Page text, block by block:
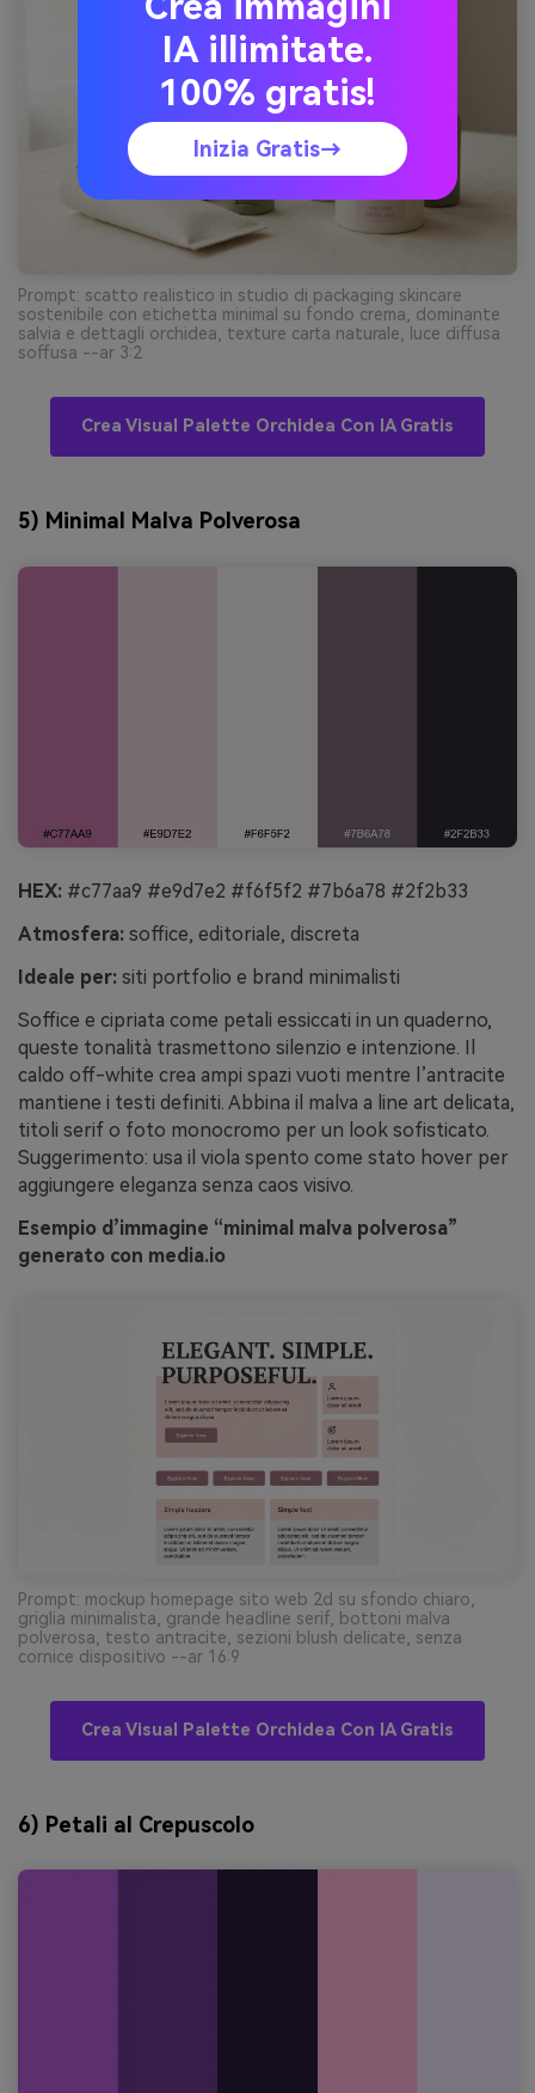
Prompt: scatto realistico in studio di packaging skincare
sostenibile con etichetta minimal su fondo crema, dominante
salvia e dettagli orchidea, texture carta naturale, luce diffusa
soffusa --ar 3:2
Crea Visual Palette Orchidea Con IA Gratis
5) Minimal Malva Polverosa
HEX: #c77aa9 #e9d7e2 #f6f5f2 #7b6a78 #2f2b33
Atmosfera: soffice, editoriale, discreta
Ideale per: siti portfolio e brand minimalisti
Soffice e cipriata come petali essiccati in un quaderno,
queste tonalità trasmettono silenzio e intenzione. Il
caldo off-white crea ampi spazi vuoti mentre l’antracite
mantiene i testi definiti. Abbina il malva a line art delicata,
titoli serif o foto monocromo per un look sofisticato.
Suggerimento: usa il viola spento come stato hover per
aggiungere eleganza senza caos visivo.
Esempio d’immagine “minimal malva polverosa”
generato con media.io
Prompt: mockup homepage sito web 2d su sfondo chiaro,
griglia minimalista, grande headline serif, bottoni malva
polverosa, testo antracite, sezioni blush delicate, senza
cornice dispositivo --ar 16:9
Crea Visual Palette Orchidea Con IA Gratis
6) Petali al Crepuscolo
IA illimitate.
100% gratis!
Inizia Gratis→